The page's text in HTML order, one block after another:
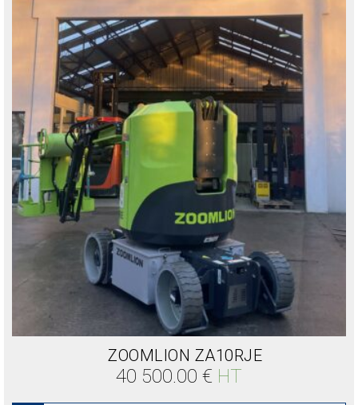
ZOOMLION ZA10RJE
40 500.00 € HT